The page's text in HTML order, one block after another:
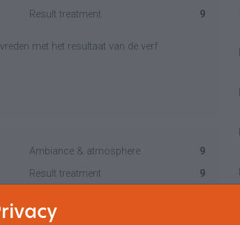
Result treatment 9
met het resultaat van de verf
Ambiance & atmosphere
9
Result treatment 9